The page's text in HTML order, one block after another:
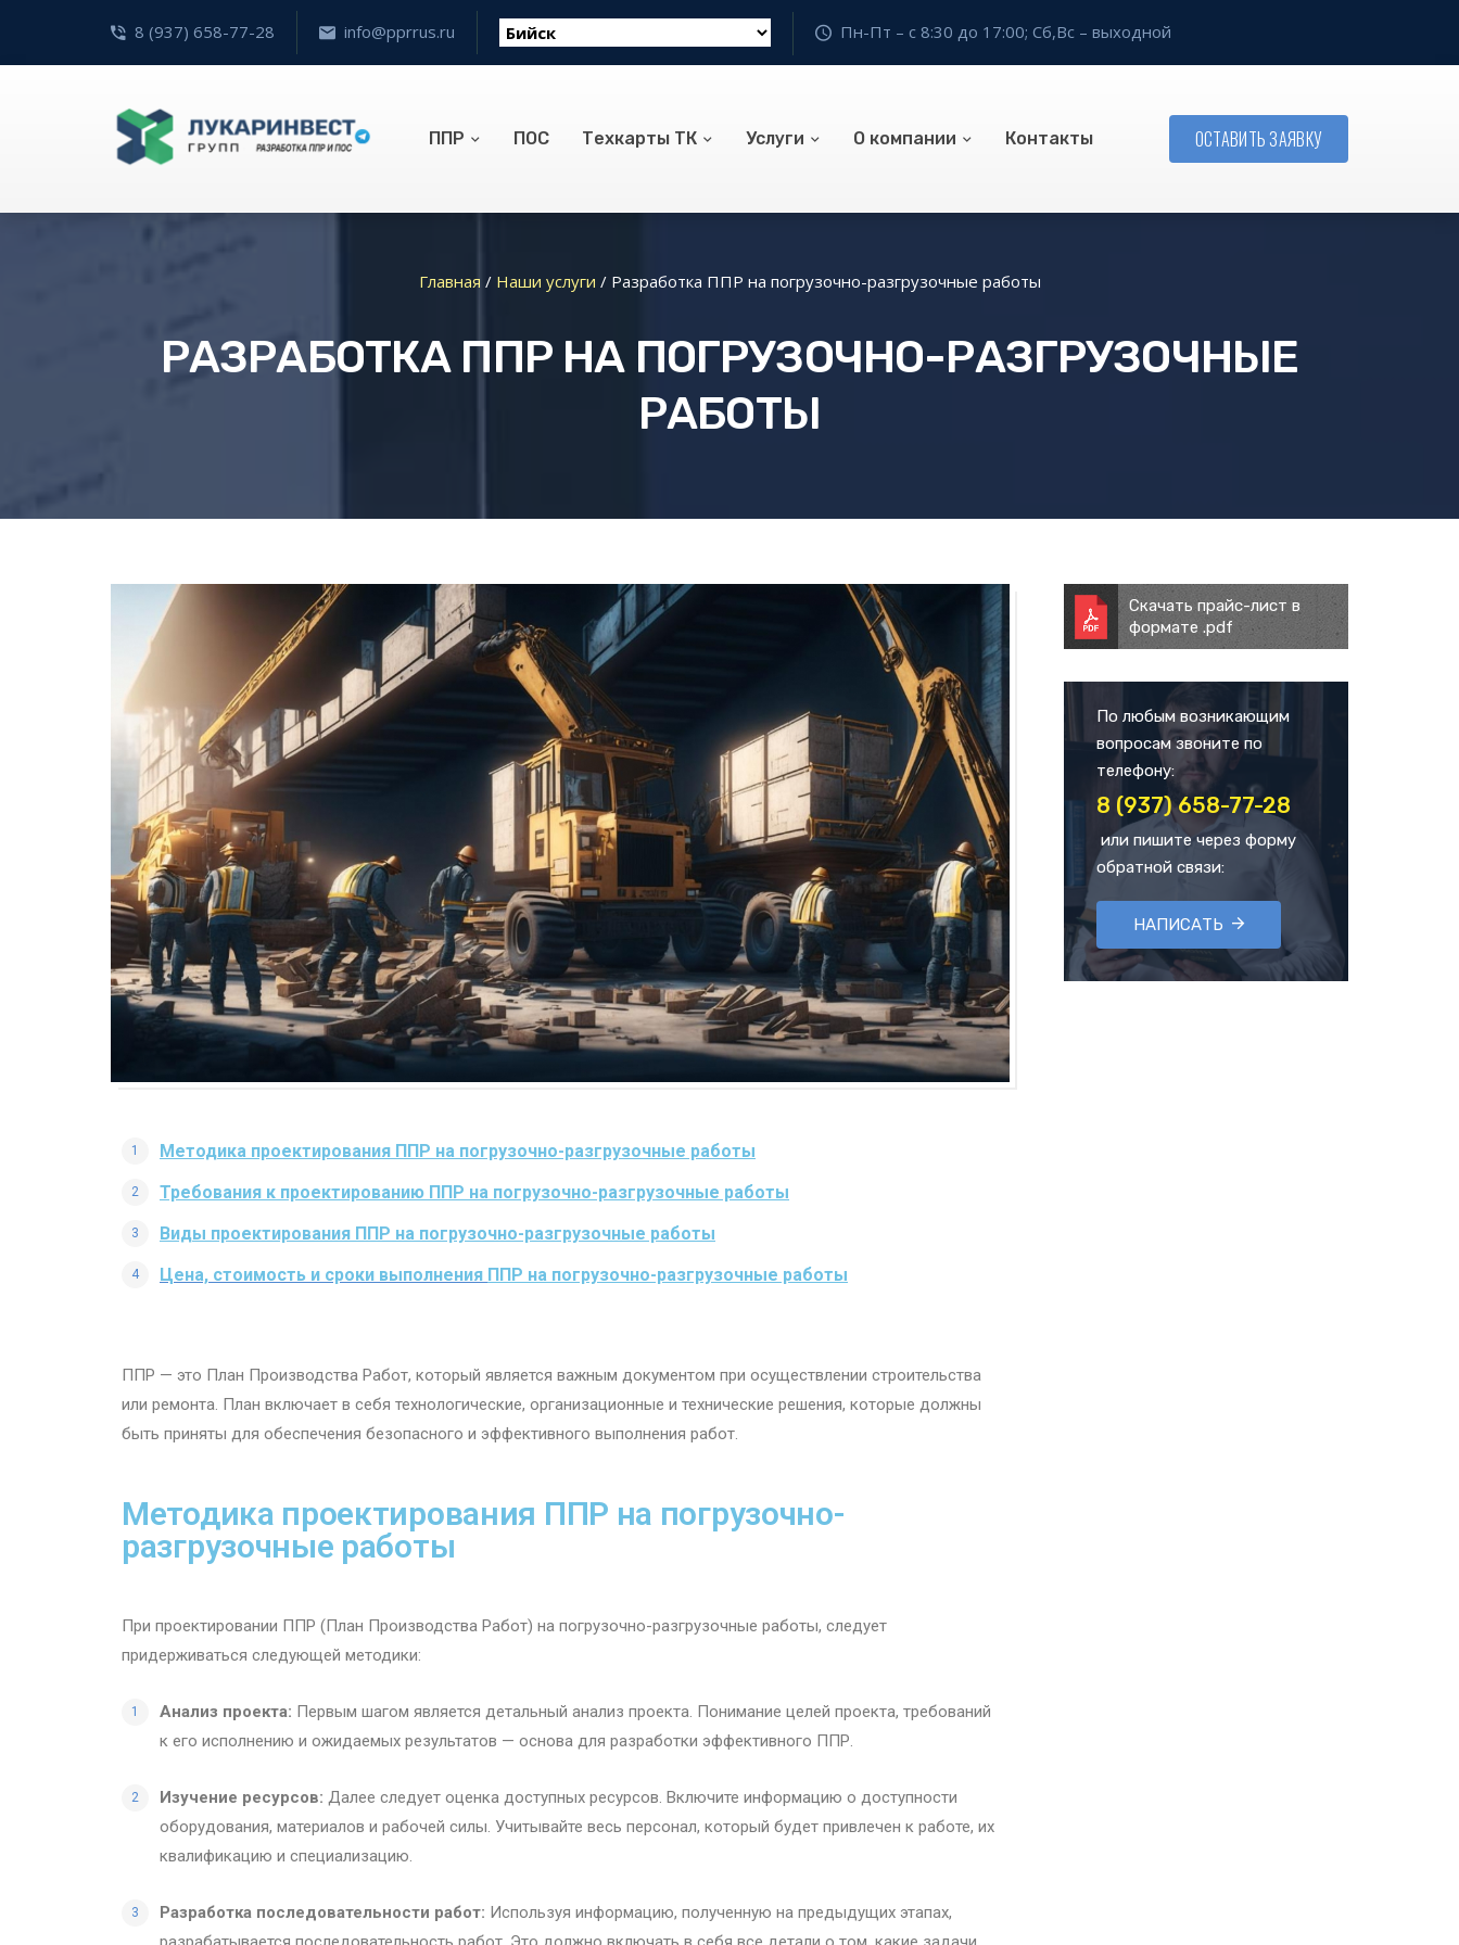
8 (937) 658-77-28 info@pprrus.ru Пн-Пт – с 8:30 до 17:00; Сб,Вс – выходной
ППР ПОС Техкарты ТК Услуги О компании Контакты ОСТАВИТЬ ЗАЯВКУ
Главная / Наши услуги / Разработка ППР на погрузочно-разгрузочные работы
РАЗРАБОТКА ППР НА ПОГРУЗОЧНО-РАЗГРУЗОЧНЫЕ
РАБОТЫ
Методика проектирования ППР на погрузочно-разгрузочные работы
Требования к проектированию ППР на погрузочно-разгрузочные работы
Виды проектирования ППР на погрузочно-разгрузочные работы
Цена, стоимость и сроки выполнения ППР на погрузочно-разгрузочные работы
ППР — это План Производства Работ, который является важным документом при осуществлении строительства
или ремонта. План включает в себя технологические, организационные и технические решения, которые должны
быть приняты для обеспечения безопасного и эффективного выполнения работ.
Методика проектирования ППР на погрузочно-
разгрузочные работы
При проектировании ППР (План Производства Работ) на погрузочно-разгрузочные работы, следует
придерживаться следующей методики:
Анализ проекта: Первым шагом является детальный анализ проекта. Понимание целей проекта, требований
к его исполнению и ожидаемых результатов — основа для разработки эффективного ППР.
Изучение ресурсов: Далее следует оценка доступных ресурсов. Включите информацию о доступности
оборудования, материалов и рабочей силы. Учитывайте весь персонал, который будет привлечен к работе, их
квалификацию и специализацию.
Разработка последовательности работ: Используя информацию, полученную на предыдущих этапах,
Скачать прайс-лист в
формате .pdf
По любым возникающим
вопросам звоните по
телефону:
8 (937) 658-77-28
или пишите через форму
обратной связи:
НАПИСАТЬ